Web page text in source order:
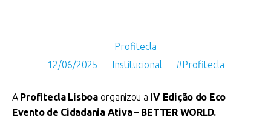
Profitecla
12/06/2025
Institucional #Profitecla
A Profitecla Lisboaorganizou a IV Edição do Eco
Evento de Cidadania Ativa – BETTER WORLD.